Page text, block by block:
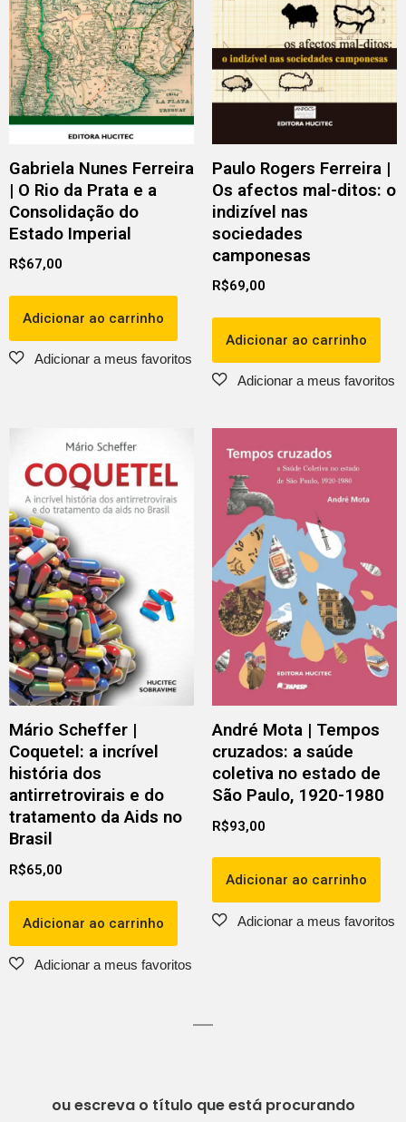
Gabriela Nunes Ferreira
| O Rio da Prata e a
Consolidação do
Estado Imperial
R$67,00
Adicionar ao carrinho
Paulo Rogers Ferreira |
Os afectos mal-ditos: o
indizível nas
sociedades
camponesas
R$69,00
Adicionar ao carrinho
Mário Scheffer |
Coquetel: a incrível
história dos
antirretrovirais e do
tratamento da Aids no
Brasil
R$65,00
Adicionar ao carrinho
André Mota | Tempos
cruzados: a saúde
coletiva no estado de
São Paulo, 1920-1980
R$93,00
Adicionar ao carrinho
ou escreva o título que está procurando